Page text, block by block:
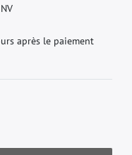
NV
après le paiement